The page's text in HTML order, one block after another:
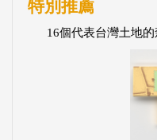
特別推薦
16個代表台灣土地